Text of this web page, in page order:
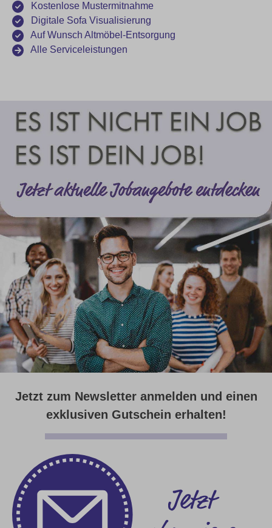
Kostenlose Mustermitnahme
Digitale Sofa Visualisierung
Auf Wunsch Altmöbel-Entsorgung
Alle Serviceleistungen
Jetzt zum Newsletter anmelden und einen
exklusiven Gutschein erhalten!